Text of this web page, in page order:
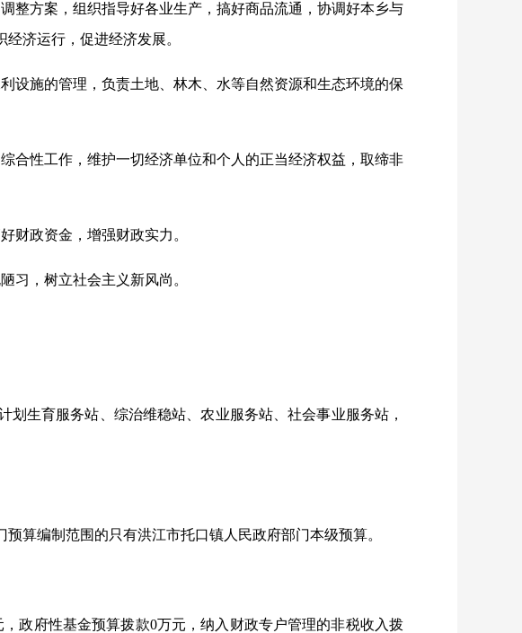
整方案，组织指导好各业生产，搞好商品流通，协调好本乡与
济运行，促进经济发展。
设施的管理，负责土地、林木、水等自然资源和生态环境的保
合性工作，维护一切经济单位和个人的正当经济权益，取缔非
财政资金，增强财政实力。
习，树立社会主义新风尚。
生育服务站、综治维稳站、农业服务站、社会事业服务站，
算编制范围的只有洪江市托口镇人民政府部门本级预算。
，政府性基金预算拨款0万元，纳入财政专户管理的非税收入拨